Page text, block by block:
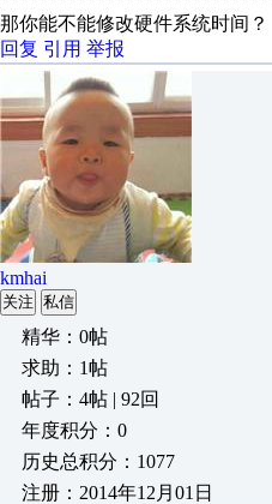
那你能不能修改硬件系统时间？
回复 引用 举报
kmhai
关注 私信
精华：0帖
求助：1帖
帖子：4帖 | 92回
年度积分：0
历史总积分：1077
注册：2014年12月01日